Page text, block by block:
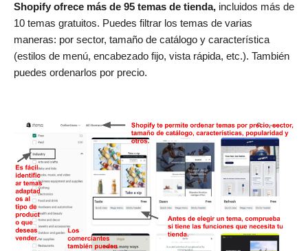
Shopify ofrece más de 95 temas de tienda, incluidos más de
10 temas gratuitos. Puedes filtrar los temas de varias
maneras: por sector, tamaño de catálogo y característica
(estilos de menú, encabezado fijo, vista rápida, etc.). También
puedes ordenarlos por precio.